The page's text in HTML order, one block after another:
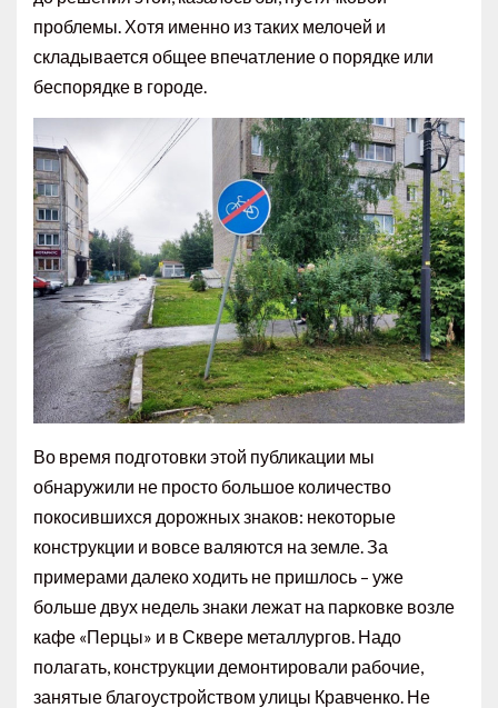
проблемы. Хотя именно из таких мелочей и
складывается общее впечатление о порядке или
беспорядке в городе.
Во время подготовки этой публикации мы
обнаружили не просто большое количество
покосившихся дорожных знаков: некоторые
конструкции и вовсе валяются на земле. За
примерами далеко ходить не пришлось – уже
больше двух недель знаки лежат на парковке возле
кафе «Перцы» и в Сквере металлургов. Надо
полагать, конструкции демонтировали рабочие,
занятые благоустройством улицы Кравченко. Не